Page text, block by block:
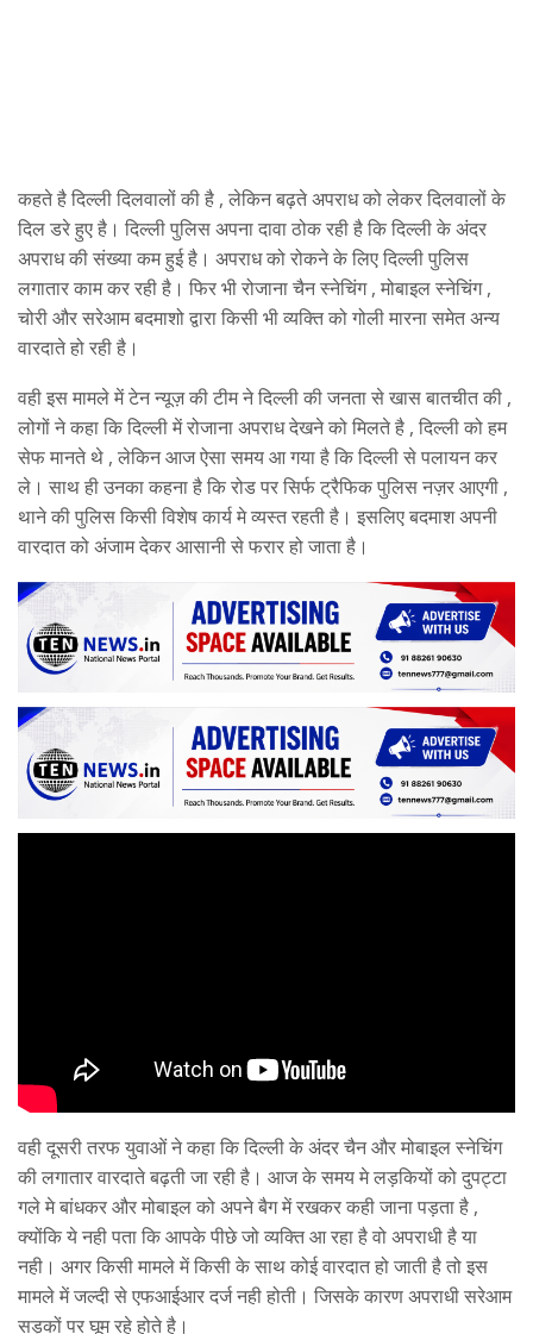
कहते है दिल्ली दिलवालों की है , लेकिन बढ़ते अपराध को लेकर दिलवालों के
दिल डरे हुए है। दिल्ली पुलिस अपना दावा ठोक रही है कि दिल्ली के अंदर
अपराध की संख्या कम हुई है। अपराध को रोकने के लिए दिल्ली पुलिस
लगातार काम कर रही है। फिर भी रोजाना चैन स्नेचिंग , मोबाइल स्नेचिंग ,
चोरी और सरेआम बदमाशो द्वारा किसी भी व्यक्ति को गोली मारना समेत अन्य
वारदाते हो रही है।
वही इस मामले में टेन न्यूज़ की टीम ने दिल्ली की जनता से खास बातचीत की ,
लोगों ने कहा कि दिल्ली में रोजाना अपराध देखने को मिलते है , दिल्ली को हम
सेफ मानते थे , लेकिन आज ऐसा समय आ गया है कि दिल्ली से पलायन कर
ले। साथ ही उनका कहना है कि रोड पर सिर्फ ट्रैफिक पुलिस नज़र आएगी ,
थाने की पुलिस किसी विशेष कार्य मे व्यस्त रहती है। इसलिए बदमाश अपनी
वारदात को अंजाम देकर आसानी से फरार हो जाता है।
वही दूसरी तरफ युवाओं ने कहा कि दिल्ली के अंदर चैन और मोबाइल स्नेचिंग
की लगातार वारदाते बढ़ती जा रही है। आज के समय मे लड़कियों को दुपट्टा
गले मे बांधकर और मोबाइल को अपने बैग में रखकर कही जाना पड़ता है ,
क्योंकि ये नही पता कि आपके पीछे जो व्यक्ति आ रहा है वो अपराधी है या
नही। अगर किसी मामले में किसी के साथ कोई वारदात हो जाती है तो इस
मामले में जल्दी से एफआईआर दर्ज नही होती। जिसके कारण अपराधी सरेआम
सड़कों पर घूम रहे होते है।